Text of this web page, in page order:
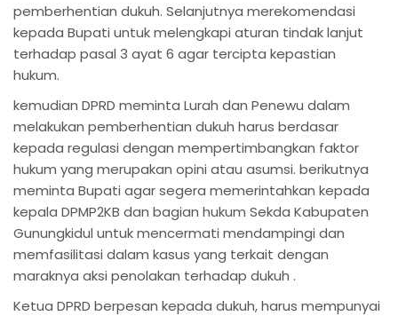
pemberhentian dukuh. Selanjutnya merekomendasi
kepada Bupati untuk melengkapi aturan tindak lanjut
terhadap pasal 3 ayat 6 agar tercipta kepastian
hukum.
kemudian DPRD meminta Lurah dan Penewu dalam
melakukan pemberhentian dukuh harus berdasar
kepada regulasi dengan mempertimbangkan faktor
hukum yang merupakan opini atau asumsi. berikutnya
meminta Bupati agar segera memerintahkan kepada
kepala DPMP2KB dan bagian hukum Sekda Kabupaten
Gunungkidul untuk mencermati mendampingi dan
memfasilitasi dalam kasus yang terkait dengan
maraknya aksi penolakan terhadap dukuh .
Ketua DPRD berpesan kepada dukuh, harus mempunyai